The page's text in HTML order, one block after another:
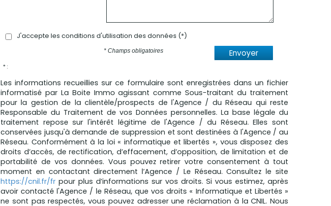
J'accepte les conditions d'utilisation des données (*)
Envoyer
* Champs obligatoires
* :
Les informations recueillies sur ce formulaire sont enregistrées dans un fichier
informatisé par La Boite Immo agissant comme Sous-traitant du traitement
pour la gestion de la clientèle/prospects de l'Agence / du Réseau qui reste
Responsable du Traitement de vos Données personnelles. La base légale du
traitement repose sur l'intérêt légitime de l'Agence / du Réseau. Elles sont
conservées jusqu'à demande de suppression et sont destinées à l'Agence / au
Réseau. Conformément à la loi « informatique et libertés », vous disposez des
droits d’accès, de rectification, d’effacement, d’opposition, de limitation et de
portabilité de vos données. Vous pouvez retirer votre consentement à tout
moment en contactant directement l’Agence / Le Réseau. Consultez le site
https://cnil.fr/fr pour plus d’informations sur vos droits. Si vous estimez, après
avoir contacté l'Agence / le Réseau, que vos droits « Informatique et Libertés »
ne sont pas respectés, vous pouvez adresser une réclamation à la CNIL. Nous